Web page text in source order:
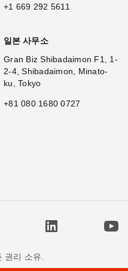
+1 669 292 5611
일본 사무소
Gran Biz Shibadaimon F1, 1-
2-4, Shibadaimon, Minato-
ku, Tokyo
+81 080 1680 0727
리 소유.